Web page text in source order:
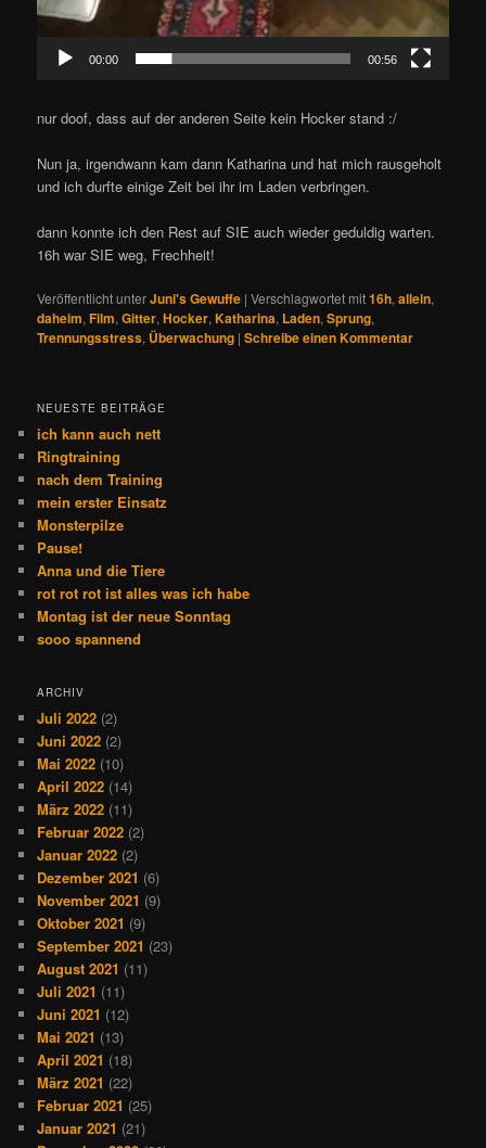
00:00 00:56
nur doof, dass auf der anderen Seite kein Hocker stand :/
Nun ja, irgendwann kam dann Katharina und hat mich rausgeholt
und ich durfte einige Zeit bei ihr im Laden verbringen.
dann konnte ich den Rest auf SIE auch wieder geduldig warten.
16h war SIE weg, Frechheit!
Veröffentlicht unterJuni's Gewuffe |Verschlagwortet mit16h,allein,
daheim,Film,Gitter,Hocker,Katharina, Laden,Sprung,
Trennungsstress, Überwachung |Schreibe einen Kommentar
NEUESTE BEITRÄGE
ich kann auch nett
Ringtraining
nach dem Training
mein erster Einsatz
Monsterpilze
Pause!
Anna und die Tiere
rot rot rot ist alles was ich habe
Montag ist der neue Sonntag
sooo spannend
ARCHIV
Juli 2022 (2)
Juni 2022 (2)
Mai 2022 (10)
April 2022 (14)
März 2022 (11)
Februar 2022 (2)
Januar 2022 (2)
Dezember 2021 (6)
November 2021 (9)
Oktober 2021 (9)
September 2021 (23)
August 2021 (11)
Juli 2021 (11)
Juni 2021 (12)
Mai 2021 (13)
April 2021 (18)
März 2021 (22)
Februar 2021 (25)
Januar 2021 (21)